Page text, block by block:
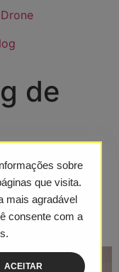
sobre
que visita.
mais agradável
consente com a
ACEITAR
Drone
de